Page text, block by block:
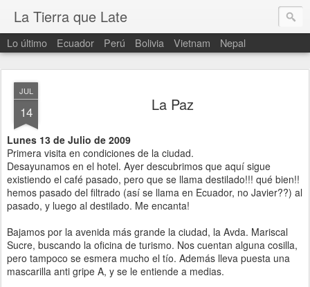
La Tierra que Late
Lo último Ecuador Perú Bolivia Vietnam Nepal
JUL
14 La Paz
Lunes 13 de Julio de 2009
Primera visita en condiciones de la ciudad.
Desayunamos en el hotel. Ayer descubrimos que aquí sigue
existiendo el café pasado, pero que se llama destilado!!! qué bien!!
hemos pasado del filtrado (así se llama en Ecuador, no Javier??) al
pasado, y luego al destilado. Me encanta!
Bajamos por la avenida más grande la ciudad, la Avda. Mariscal
Sucre, buscando la oficina de turismo. Nos cuentan alguna cosilla,
pero tampoco se esmera mucho el tío. Además lleva puesta una
mascarilla anti gripe A, y se le entiende a medias.